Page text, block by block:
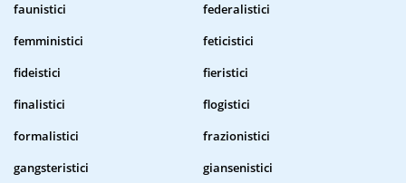
faunistici
federalistici
femministici
feticistici
fideistici
fieristici
finalistici
flogistici
formalistici
frazionistici
gangsteristici
giansenistici